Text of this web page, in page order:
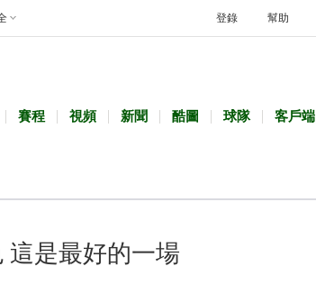
幫助
登錄
賽程 視頻 新聞 酷圖 球隊 客戶端
這是最好的一場